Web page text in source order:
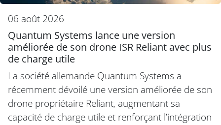
06 août 2026
Quantum Systems lance une version
améliorée de son drone ISR Reliant avec plus
de charge utile
La société allemande Quantum Systems a
récemment dévoilé une version améliorée de son
drone propriétaire Reliant, augmentant sa
capacité de charge utile et renforçant l’intégration